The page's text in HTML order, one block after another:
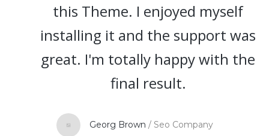
this Theme. I enjoyed myself
installing it and the support was
great. I'm totally happy with the
final result.
Georg Brown / Seo Company